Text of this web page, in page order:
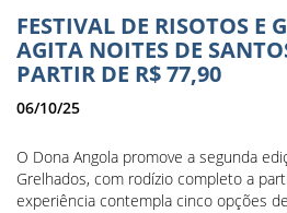
FESTIVAL DE RISOTOS E
AGITA NOITES DE
PARTIR DE R$ 77,90
06/10/25
O Dona Angola promove a segunda
Grelhados, com rodízio completo a
experiência contempla cinco opções